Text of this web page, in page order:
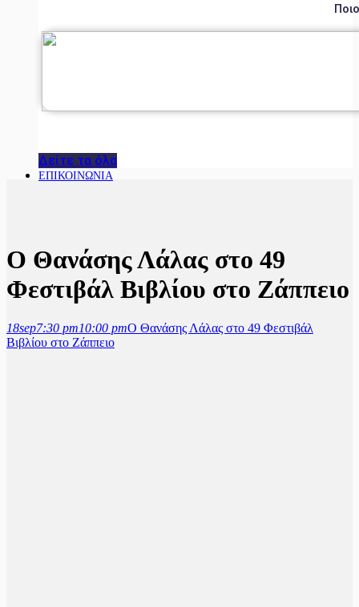
Δείτε τα όλα
ΕΠΙΚΟΙΝΩΝΙΑ
Ο Θανάσης Λάλας στο 49
Φεστιβάλ Βιβλίου στο Ζάππειο
18sep7:30 pm10:00 pmΟ Θανάσης Λάλας στο 49 Φεστιβάλ
Βιβλίου στο Ζάππειο